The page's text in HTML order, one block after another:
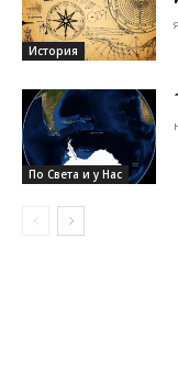
История
По Света и у Нас